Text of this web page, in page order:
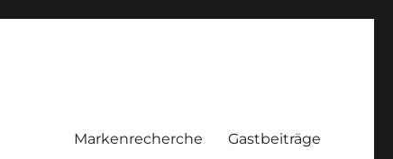
Markenrecherche Gastbeiträge